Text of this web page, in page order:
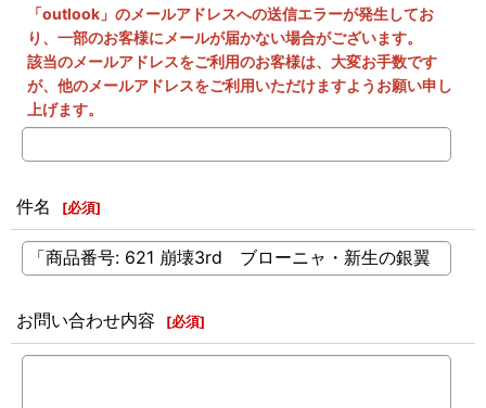
「outlook」のメールアドレスへの送信エラーが発生してお
り、一部のお客様にメールが届かない場合がございます。
該当のメールアドレスをご利用のお客様は、大変お手数です
が、他のメールアドレスをご利用いただけますようお願い申し
上げます。
件名 [必須]
お問い合わせ内容 [必須]